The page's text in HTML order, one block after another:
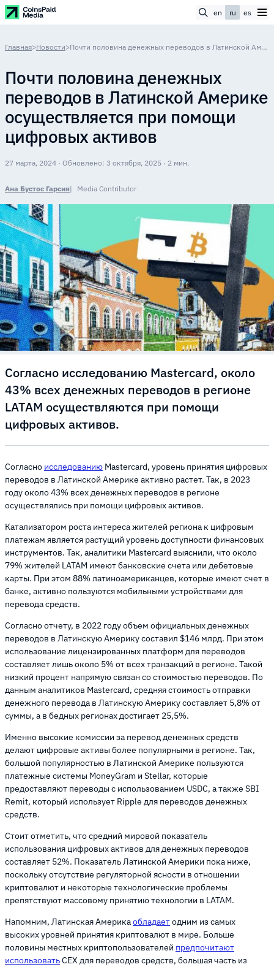
en ru es
Главная>Новости> Почти половина денежных переводов в Латинской Америке осуществляется при помощи цифровых активов
Почти половина денежных
переводов в Латинской Америке
осуществляется при помощи
цифровых активов
27 марта, 2024 · Обновлено: 3 октября, 2025 · 2 мин.
Ана Бустос Гарсия Media Contributor
Согласно исследованию Mastercard, около
43% всех денежных переводов в регионе
LATAM осуществляются при помощи
цифровых активов.
Согласно исследованию Mastercard, уровень принятия цифровых
переводов в Латинской Америке активно растет. Так, в 2023
году около 43% всех денежных переводов в регионе
осуществлялись при помощи цифровых активов.
Катализатором роста интереса жителей региона к цифровым
платежам является растущий уровень доступности финансовых
инструментов. Так, аналитики Mastercard выяснили, что около
79% жителей LATAM имеют банковские счета или дебетовые
карты. При этом 88% латиноамериканцев, которые имеют счет в
банке, активно пользуются мобильными устройствами для
перевода средств.
Согласно отчету, в 2022 году объем официальных денежных
переводов в Латинскую Америку составил $146 млрд. При этом
использование лицензированных платформ для переводов
составляет лишь около 5% от всех транзакций в регионе. Такой
низкий процент напрямую связан со стоимостью переводов. По
данным аналитиков Mastercard, средняя стоимость отправки
денежного перевода в Латинскую Америку составляет 5,8% от
суммы, а в бедных регионах достигает 25,5%.
Именно высокие комиссии за перевод денежных средств
делают цифровые активы более популярными в регионе. Так,
большой популярностью в Латинской Америке пользуются
платежные системы MoneyGram и Stellar, которые
предоставляют переводы с использованием USDC, а также SBI
Remit, который использует Ripple для переводов денежных
средств.
Стоит отметить, что средний мировой показатель
использования цифровых активов для денежных переводов
составляет 52%. Показатель Латинской Америки пока ниже,
поскольку отсутствие регуляторной ясности в отношении
криптовалют и некоторые технологические проблемы
препятствуют массовому принятию технологии в LATAM.
Напомним, Латинская Америкаобладаетодним из самых
высоких уровней принятия криптовалют в мире. Больше
половины местных криптопользователей предпочитают
использоватьCEX для переводов средств, большая часть из